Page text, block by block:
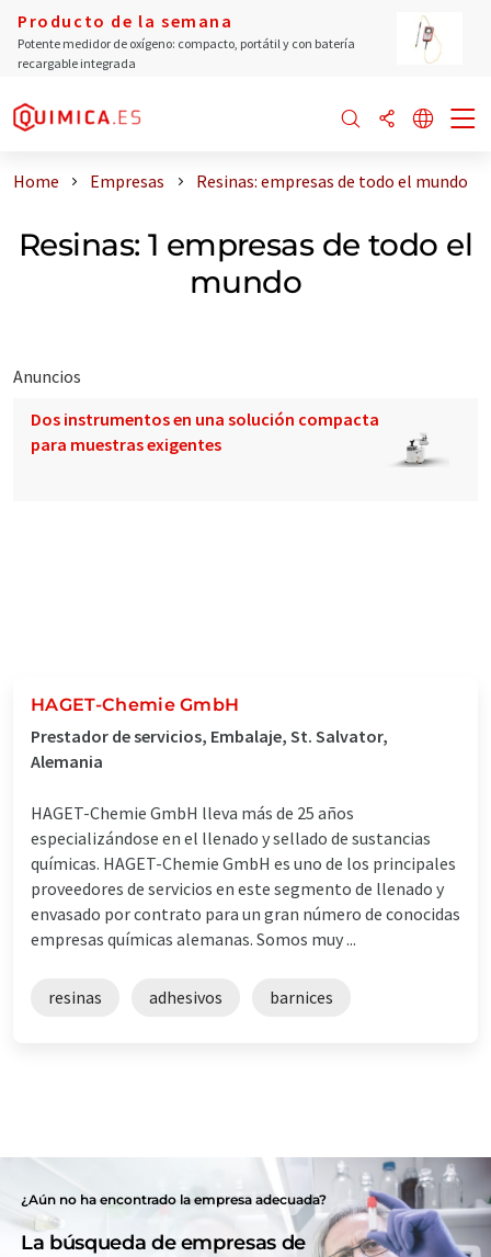
Producto de la semana
Potente medidor de oxígeno: compacto, portátil y con batería
recargable integrada
Home Empresas Resinas: empresas de todo el mundo
Resinas: 1 empresas de todo el
mundo
Anuncios
Dos instrumentos en una solución compacta
para muestras exigentes
HAGET-Chemie GmbH
Prestador de servicios, Embalaje, St. Salvator,
Alemania
HAGET-Chemie GmbH lleva más de 25 años
especializándose en el llenado y sellado de sustancias
químicas. HAGET-Chemie GmbH es uno de los principales
proveedores de servicios en este segmento de llenado y
envasado por contrato para un gran número de conocidas
empresas químicas alemanas. Somos muy ...
resinas adhesivos barnices
¿Aún no ha encontrado la empresa adecuada?
La búsqueda de empresas de